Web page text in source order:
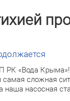
РК «Вода Крыма»!
сложная
наша насосная